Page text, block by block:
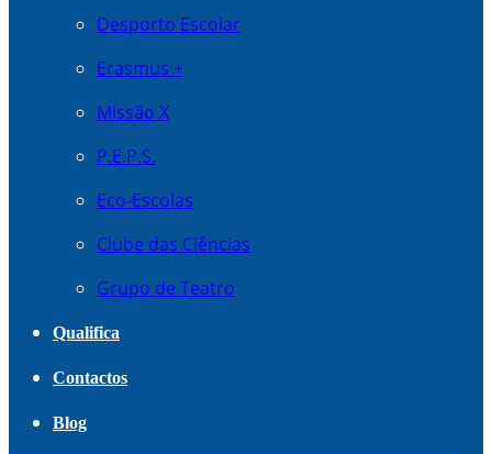
Desporto Escolar
Erasmus +
Missão X
P.E.P.S.
Eco-Escolas
Clube das Ciências
Grupo de Teatro
Qualifica
Contactos
Blog